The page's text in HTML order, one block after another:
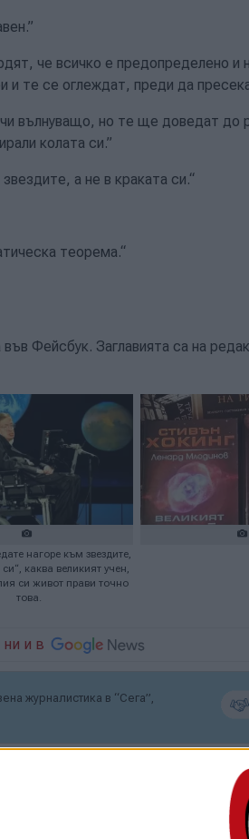
че всичко е предопределено и
те се оглеждат, преди да
вълнуващо, но те ще доведат до
колата си.”
а не в краката си.“
теорема.“
Фейсбук. Заглавията са на
нагоре към звездите,
каква великият учен,
си живот прави точно
това.
и в
журналистика в “Сега”,